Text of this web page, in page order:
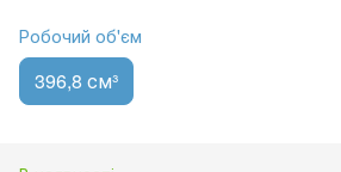
Робочий об'єм
396,8 см³